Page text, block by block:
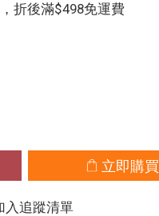
折後滿$498免運費
立即購買
入追蹤清單